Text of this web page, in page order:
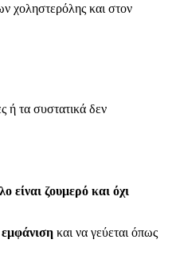
χοληστερόλης και στον
ή τα συστατικά δεν
είναι ζουμερό και όχι
και να γεύεται όπως